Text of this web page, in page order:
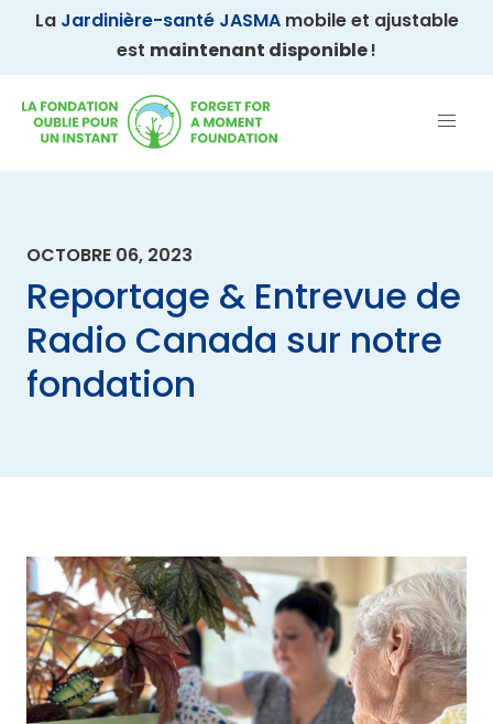
La Jardinière-santé JASMAmobile et ajustable
est maintenant disponible!
OCTOBRE 06, 2023
Reportage & Entrevue de
Radio Canada sur notre
fondation